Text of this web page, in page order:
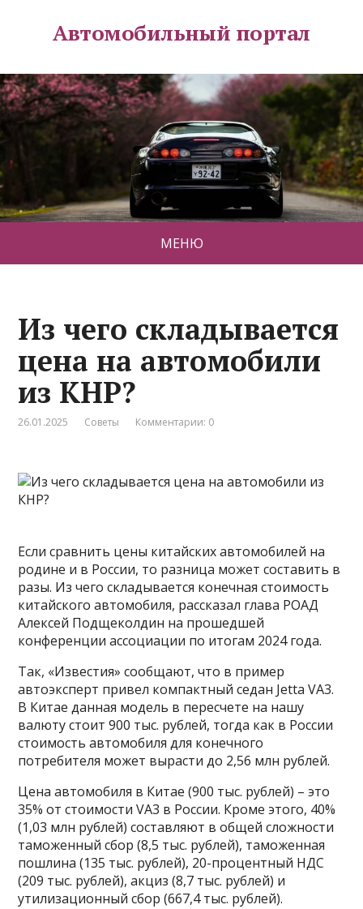
Автомобильный портал
МЕНЮ
Из чего складывается
цена на автомобили
из КНР?
26.01.2025 Советы Комментарии: 0
Если сравнить цены китайских автомобилей на
родине и в России, то разница может составить в
разы. Из чего складывается конечная стоимость
китайского автомобиля, рассказал глава РОАД
Алексей Подщеколдин на прошедшей
конференции ассоциации по итогам 2024 года.
Так, «Известия» сообщают, что в пример
автоэксперт привел компактный седан Jetta VA3.
В Китае данная модель в пересчете на нашу
валюту стоит 900 тыс. рублей, тогда как в России
стоимость автомобиля для конечного
потребителя может вырасти до 2,56 млн рублей.
Цена автомобиля в Китае (900 тыс. рублей) – это
35% от стоимости VA3 в России. Кроме этого, 40%
(1,03 млн рублей) составляют в общей сложности
таможенный сбор (8,5 тыс. рублей), таможенная
пошлина (135 тыс. рублей), 20-процентный НДС
(209 тыс. рублей), акциз (8,7 тыс. рублей) и
утилизационный сбор (667,4 тыс. рублей).